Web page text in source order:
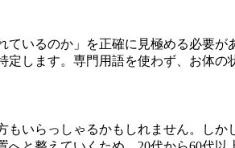
いるのか」を正確に見極める必要
します。専門用語を使わず、お体の
もいらっしゃるかもしれません。し